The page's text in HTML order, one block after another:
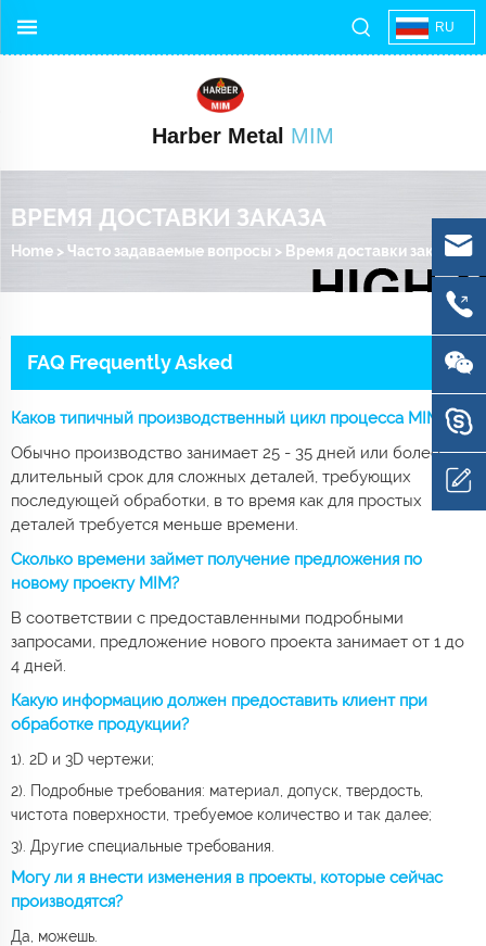
RU
Harber Metal MIM
ВРЕМЯ ДОСТАВКИ ЗАКАЗА
Home > Часто задаваемые вопросы > Время доставки заказа
FAQ Frequently Asked
Каков типичный производственный цикл процесса MIM?
Обычно производство занимает 25 - 35 дней или более
длительный срок для сложных деталей, требующих
последующей обработки, в то время как для простых
деталей требуется меньше времени.
Сколько времени займет получение предложения по
новому проекту MIM?
В соответствии с предоставленными подробными
запросами, предложение нового проекта занимает от 1 до
4 дней.
Какую информацию должен предоставить клиент при
обработке продукции?
1). 2D и 3D чертежи;
2). Подробные требования: материал, допуск, твердость,
чистота поверхности, требуемое количество и так далее;
3). Другие специальные требования.
Могу ли я внести изменения в проекты, которые сейчас
производятся?
Да, можешь.